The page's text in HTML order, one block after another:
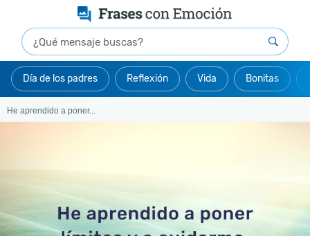
Día de los padres Reflexión Vida Bonitas
He aprendido a poner...